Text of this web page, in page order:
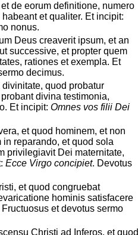
de eorum definitione, numero
et qualiter. Et incipit:
nonus.
Deus creaverit ipsum, et an
successive, et propter quem
rationes et exempla. Et
decimus.
quod probatur
divina testimonia,
Et incipit:Omnes vos filii Dei
et quod hominem, et non
reparando, et quod sola
privilegiavit Dei maternitate,
Ecce Virgo concipiet. Devotus
et quod congruebat
hominis satisfacere
Fructuosus et devotus sermo
Christi ad Inferos, et quod